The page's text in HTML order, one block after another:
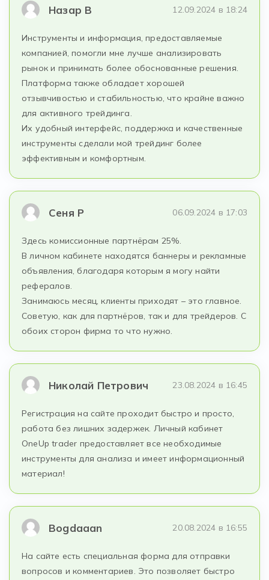
Назар В 12.09.2024 в 18:24
Инструменты и информация, предоставляемые
компанией, помогли мне лучше анализировать
рынок и принимать более обоснованные решения.
Платформа также обладает хорошей
отзывчивостью и стабильностью, что крайне важно
для активного трейдинга.
Их удобный интерфейс, поддержка и качественные
инструменты сделали мой трейдинг более
эффективным и комфортным.
Сеня Р 06.09.2024 в 17:03
Здесь комиссионные партнёрам 25%.
В личном кабинете находятся баннеры и рекламные
объявления, благодаря которым я могу найти
рефералов.
Занимаюсь месяц, клиенты приходят – это главное.
Советую, как для партнёров, так и для трейдеров. С
обоих сторон фирма то что нужно.
Николай Петрович 23.08.2024 в 16:45
Регистрация на сайте проходит быстро и просто,
работа без лишних задержек. Личный кабинет
OneUp trader предоставляет все необходимые
инструменты для анализа и имеет информационный
материал!
Bogdaaan 20.08.2024 в 16:55
На сайте есть специальная форма для отправки
вопросов и комментариев. Это позволяет быстро